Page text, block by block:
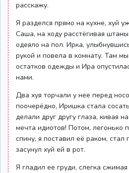
расскажу.
Я разделся прямо на кухне, хуй
Саша, на ходу расстёгивая
одеяло на пол. Ирка,
рукой и повела в комнату. Там
остатков одежды и Ира
нами.
Два хуя торчали у нее перед
поочерёдно, Иришка стала
делали друг другу глаза, кивая
мечта идиотов! Потом, легонько
спину, я поставил её раком,
засунул хуй ей в рот.
Я гладил ее груди, слегка